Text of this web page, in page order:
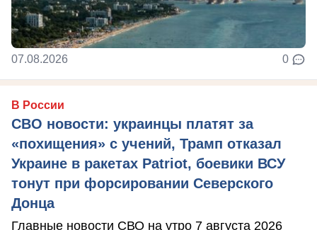
07.08.2026 0
В России
СВО новости: украинцы платят за
«похищения» с учений, Трамп отказал
Украине в ракетах Patriot, боевики ВСУ
тонут при форсировании Северского
Донца
Главные новости СВО на утро 7 августа 2026